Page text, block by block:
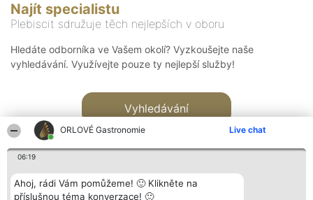
ORLOVÉ Gastronomie Live chat
06:19
Ahoj, rádi Vám pomůžeme! 🙂 Klikněte na
příslušnou téma konverzace! 🙂
Najít specialistu
Plebiscit sdružuje těch nejlepších v oboru
Hledáte odborníka ve Vašem okolí? Vyzkoušejte naše
vyhledávání. Využívejte pouze ty nejlepší služby!
Vyhledávání